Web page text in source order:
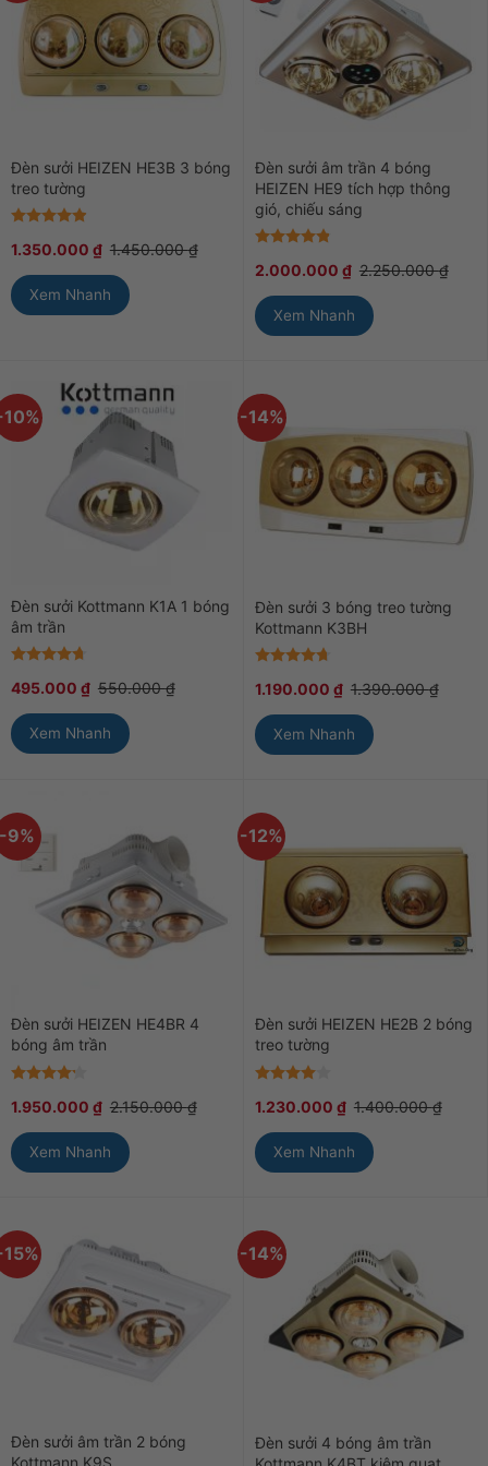
Đèn sưởi HEIZEN HE3B 3 bóng
treo tường
hạng4.89
1.350.000 ₫ 1.450.000₫
Xem Nhanh
Đèn sưởi âm trần 4 bóng
HEIZEN HE9 tích hợp thông
gió, chiếu sáng
hạng4.85
2.000.000 ₫ 2.250.000₫
Xem Nhanh
Đèn sưởi Kottmann K1A 1 bóng
âm trần
hạng4.67
495.000 ₫ 550.000₫
Xem Nhanh
-14%
Đèn sưởi 3 bóng treo tường
Kottmann K3BH
hạng4.67
1.190.000 ₫ 1.390.000₫
Xem Nhanh
-9%
Đèn sưởi HEIZEN HE4BR 4
bóng âm trần
hạng4.2
1.950.000 ₫ 2.150.000₫
Xem Nhanh
-12%
Đèn sưởi HEIZEN HE2B 2 bóng
treo tường
xếp hạng
1.230.000 ₫ 1.400.000₫
Xem Nhanh
Đèn sưởi âm trần 2 bóng
-14%
Đèn sưởi 4 bóng âm trần